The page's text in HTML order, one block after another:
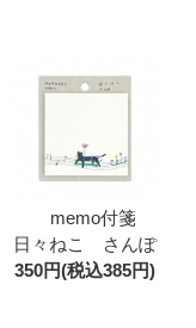
memo付箋
日々ねこ さんぽ
350円(税込385円)